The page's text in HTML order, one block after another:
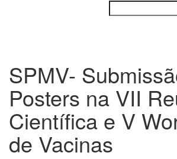
SPMV-
Posters na VII
Científica e V
de Vacinas